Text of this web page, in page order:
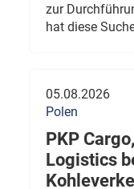
zur
hat diese
05.08.2026
Polen
PKP
Logistics